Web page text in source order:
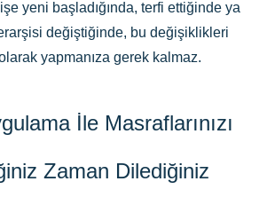
işe yeni başladığında, terfi ettiğinde ya
değiştiğinde, bu değişiklikleri
yapmanıza gerek kalmaz.
İle Masraflarınızı
Zaman Dilediğiniz